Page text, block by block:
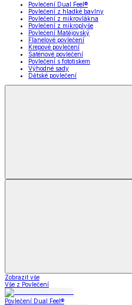
Povlečení Dual Feel®
Povlečení z hladké bavlny
Povlečení z mikrovlákna
Povlečení z mikroplyše
Povlečení Matějovský
Flanelové povlečení
Krepové povlečení
Saténové povlečení
Povlečení s fototiskem
Výhodné sady
Dětské povlečení
Zobrazit vše
Vše z Povlečení
Povlečení Dual Feel®